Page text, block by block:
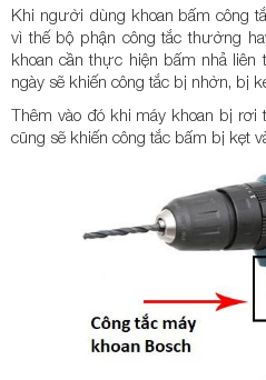
Khi người dùng khoan bấm công
vì thế bộ phận công tắc thường
khoan cần thực hiện bấm nhả liên
ngày sẽ khiến công tắc bị nhờn, bị
Thêm vào đó khi máy khoan bị rơi
cũng sẽ khiến công tắc bấm bị kẹt